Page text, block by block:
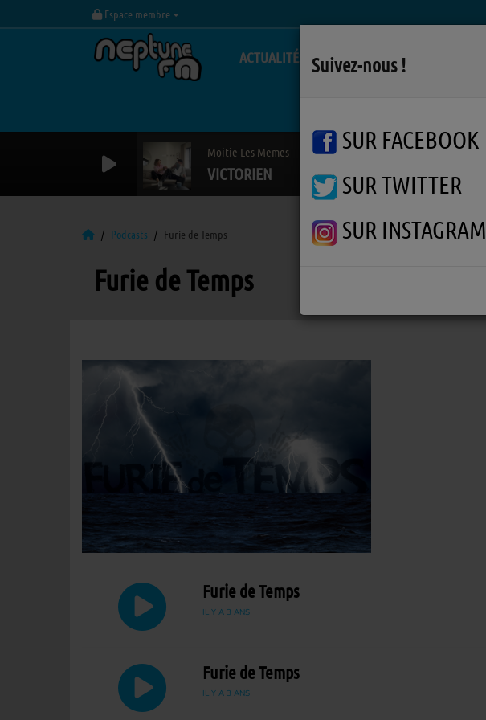
Espace membre
ACTUALITÉS LA RADIO
Moitie Les Memes
VICTORIEN
Podcasts Furie de Temps
Furie de Temps
Furie de Temps
IL Y A 3 ANS
Furie de Temps
IL Y A 3 ANS
Suivez-nous !
SUR FACEBOOK
SUR TWITTER
SUR INSTAGRAM